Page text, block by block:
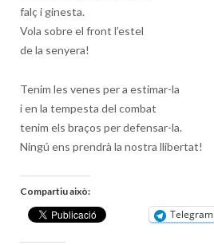
falç i ginesta.
Vola sobre el front l’estel
de la senyera!
Tenim les venes per a estimar-la
i en la tempesta del combat
tenim els braços per defensar-la.
Ningú ens prendrà la nostra llibertat!
Compartiu això:
Telegram